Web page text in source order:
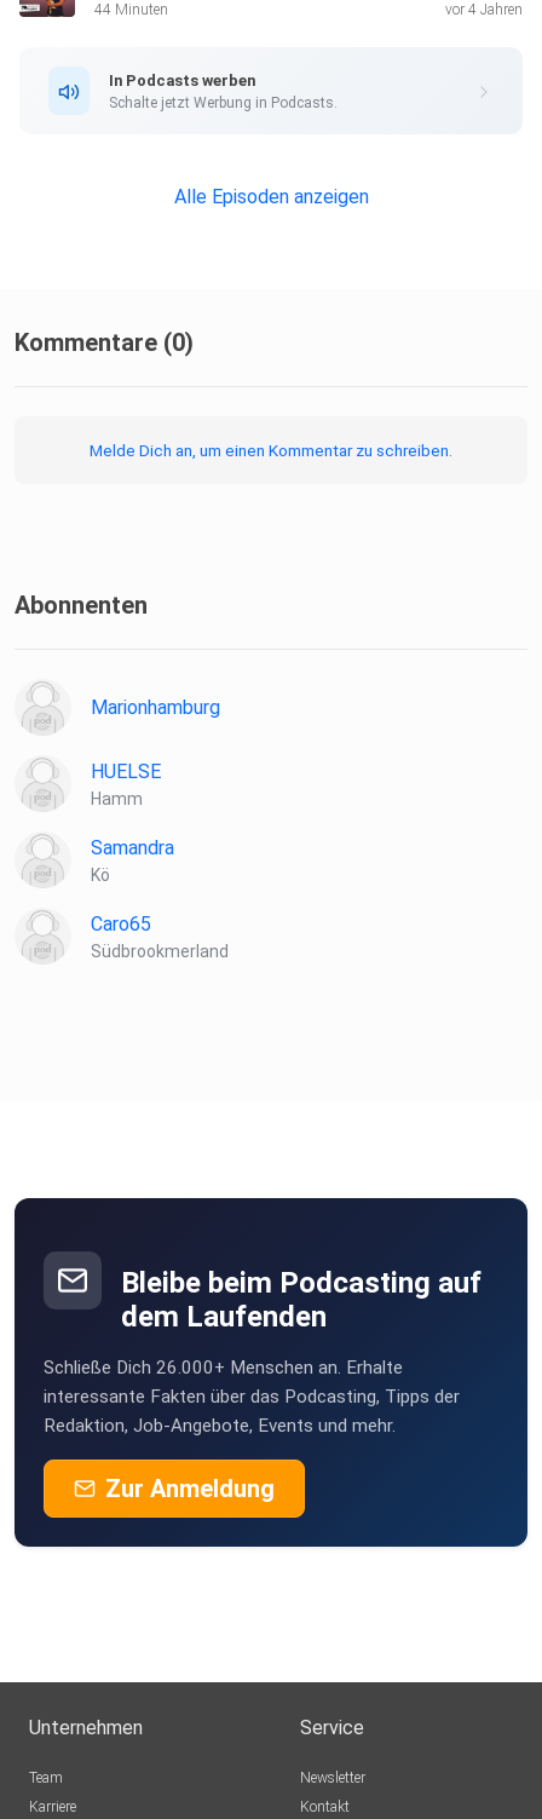
44 Minuten vor 4 Jahren
In Podcasts werben
Schalte jetzt Werbung in Podcasts.
Alle Episoden anzeigen
Kommentare (0)
Melde Dich an, um einen Kommentar zu schreiben.
Abonnenten
Marionhamburg
HUELSE
Hamm
Samandra
Kö
Caro65
Südbrookmerland
Bleibe beim Podcasting auf
dem Laufenden
Schließe Dich 26.000+ Menschen an. Erhalte
interessante Fakten über das Podcasting, Tipps der
Redaktion, Job-Angebote, Events und mehr.
Zur Anmeldung
Unternehmen
Team
Karriere
Service
Newsletter
Kontakt